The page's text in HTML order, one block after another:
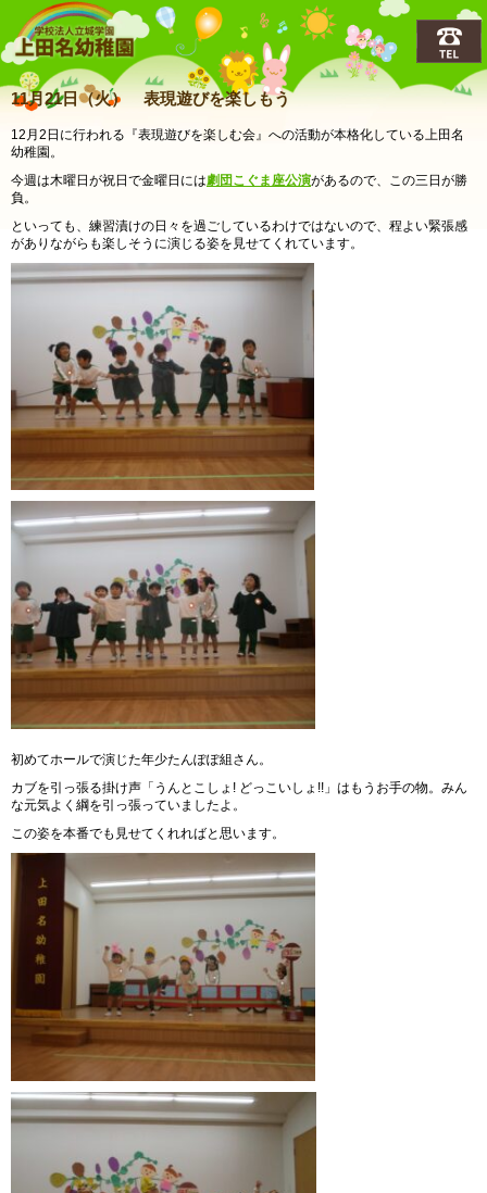
上田名(うえだな)幼稚園
11月21日（火） 表現遊びを楽しもう
12月2日に行われる『表現遊びを楽しむ会』への活動が本格化している上田名
幼稚園。
今週は木曜日が祝日で金曜日には劇団こぐま座公演があるので、この三日が勝
負。
といっても、練習漬けの日々を過ごしているわけではないので、程よい緊張感
がありながらも楽しそうに演じる姿を見せてくれています。
初めてホールで演じた年少たんぽぽ組さん。
カブを引っ張る掛け声「うんとこしょ! どっこいしょ!!」はもうお手の物。みん
な元気よく綱を引っ張っていましたよ。
この姿を本番でも見せてくれればと思います。